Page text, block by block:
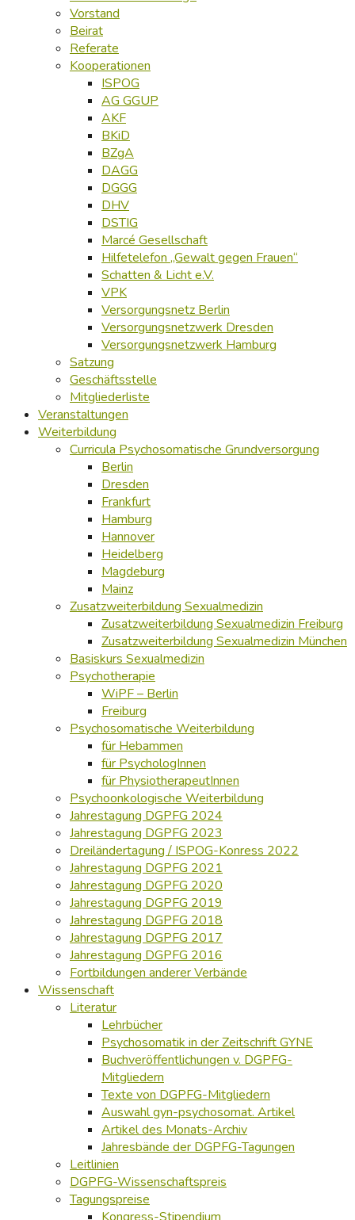
Vorstand
Beirat
Referate
Kooperationen
ISPOG
AG GGUP
AKF
BKiD
BZgA
DAGG
DGGG
DHV
DSTIG
Marcé Gesellschaft
Hilfetelefon „Gewalt gegen Frauen“
Schatten & Licht e.V.
VPK
Versorgungsnetz Berlin
Versorgungsnetzwerk Dresden
Versorgungsnetzwerk Hamburg
Satzung
Geschäftsstelle
Mitgliederliste
Veranstaltungen
Weiterbildung
Curricula Psychosomatische Grundversorgung
Berlin
Dresden
Frankfurt
Hamburg
Hannover
Heidelberg
Magdeburg
Mainz
Zusatzweiterbildung Sexualmedizin
Zusatzweiterbildung Sexualmedizin Freiburg
Zusatzweiterbildung Sexualmedizin München
Basiskurs Sexualmedizin
Psychotherapie
WiPF – Berlin
Freiburg
Psychosomatische Weiterbildung
für Hebammen
für PsychologInnen
für PhysiotherapeutInnen
Psychoonkologische Weiterbildung
Jahrestagung DGPFG 2024
Jahrestagung DGPFG 2023
Dreiländertagung / ISPOG-Konress 2022
Jahrestagung DGPFG 2021
Jahrestagung DGPFG 2020
Jahrestagung DGPFG 2019
Jahrestagung DGPFG 2018
Jahrestagung DGPFG 2017
Jahrestagung DGPFG 2016
Fortbildungen anderer Verbände
Wissenschaft
Literatur
Lehrbücher
Psychosomatik in der Zeitschrift GYNE
Buchveröffentlichungen v. DGPFG-
Mitgliedern
Texte von DGPFG-Mitgliedern
Auswahl gyn-psychosomat. Artikel
Artikel des Monats-Archiv
Jahresbände der DGPFG-Tagungen
Leitlinien
DGPFG-Wissenschaftspreis
Tagungspreise